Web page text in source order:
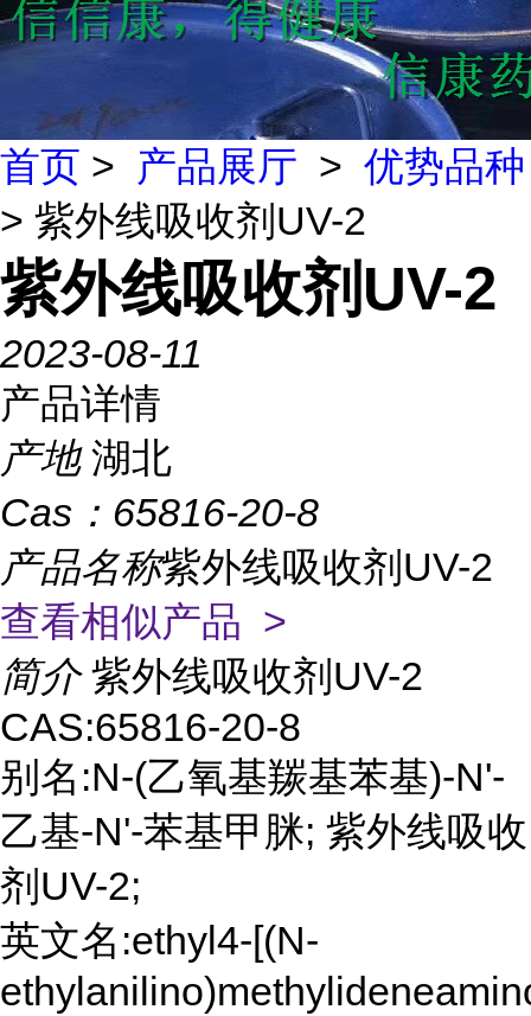
首页 > 产品展厅 > 优势品种
> 紫外线吸收剂UV-2
紫外线吸收剂UV-2
2023-08-11
产品详情
产地 湖北
Cas： 65816-20-8
产品名称紫外线吸收剂UV-2
查看相似产品 >
简介 紫外线吸收剂UV-2
CAS:65816-20-8
别名:N-(乙氧基羰基苯基)-N'-
乙基-N'-苯基甲脒; 紫外线吸收
剂UV-2;
英文名:ethyl4-[(N-